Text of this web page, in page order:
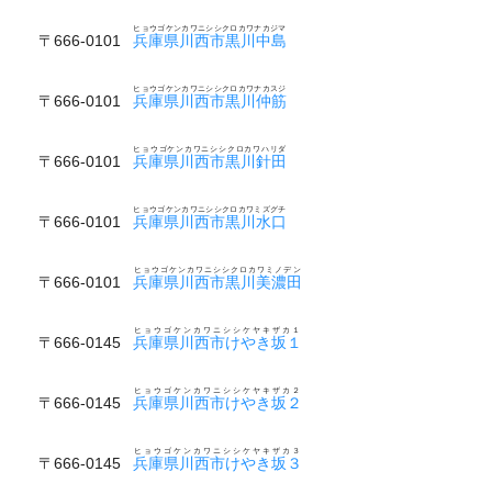
〒666-0101 兵庫県川西市黒川中島
ヒョウゴケンカワニシシクロカワナカジマ
〒666-0101 兵庫県川西市黒川仲筋
ヒョウゴケンカワニシシクロカワナカスジ
〒666-0101 兵庫県川西市黒川針田
ヒョウゴケンカワニシシクロカワハリダ
〒666-0101 兵庫県川西市黒川水口
ヒョウゴケンカワニシシクロカワミズグチ
〒666-0101 兵庫県川西市黒川美濃田
ヒョウゴケンカワニシシクロカワミノデン
〒666-0145 兵庫県川西市けやき坂１
ヒョウゴケンカワニシシケヤキザカ１
〒666-0145 兵庫県川西市けやき坂２
ヒョウゴケンカワニシシケヤキザカ２
〒666-0145 兵庫県川西市けやき坂３
ヒョウゴケンカワニシシケヤキザカ３